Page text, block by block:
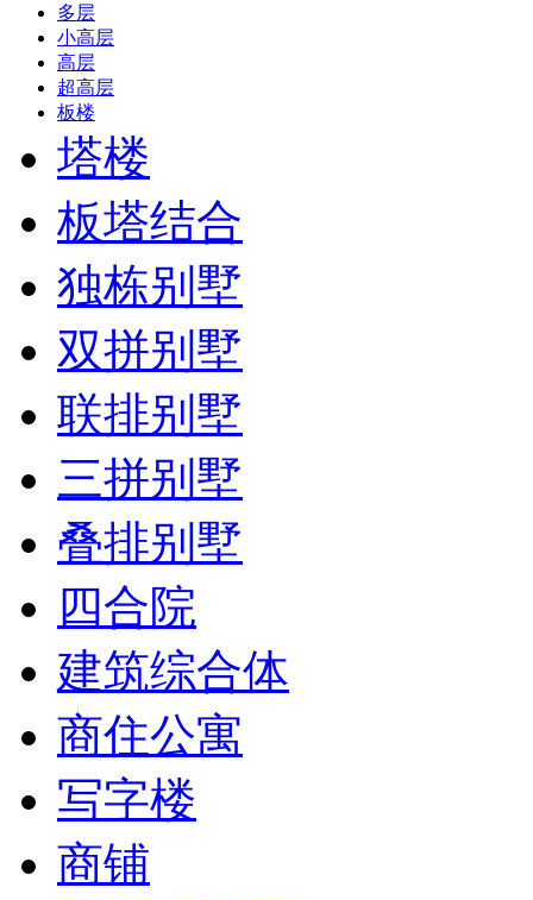
多层
小高层
高层
超高层
板楼
塔楼
板塔结合
独栋别墅
双拼别墅
联排别墅
三拼别墅
叠排别墅
四合院
建筑综合体
商住公寓
写字楼
商铺